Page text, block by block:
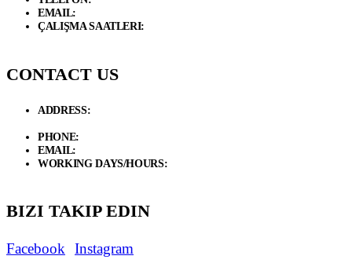
EMAIL:
ÇALIŞMA SAATLERI:
CONTACT US
ADDRESS:
PHONE:
EMAIL:
WORKING DAYS/HOURS:
BIZI TAKIP EDIN
Facebook Instagram